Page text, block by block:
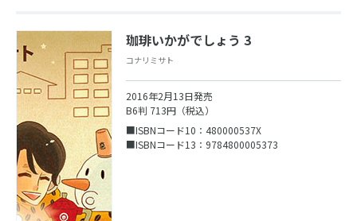
珈琲いかがでしょう 3
コナリミサト
2016年2月13日発売
B6判 713円（税込）
■ISBNコード10：480000537X
■ISBNコード13：9784800005373